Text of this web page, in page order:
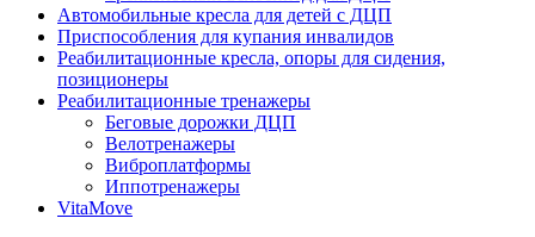
Автомобильные кресла для детей с ДЦП
Приспособления для купания инвалидов
Реабилитационные кресла, опоры для сидения,
позиционеры
Реабилитационные тренажеры
Беговые дорожки ДЦП
Велотренажеры
Виброплатформы
Иппотренажеры
VitaMove